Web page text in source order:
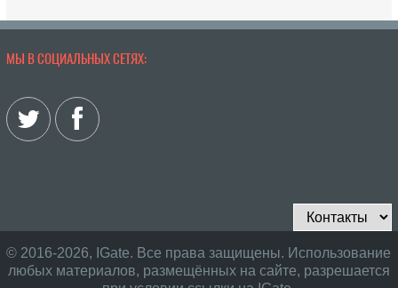
МЫ В СОЦИАЛЬНЫХ СЕТЯХ:
© 2016-2026, IGate. Все права защищены. Использование
любых материалов, размещённых на сайте, разрешается